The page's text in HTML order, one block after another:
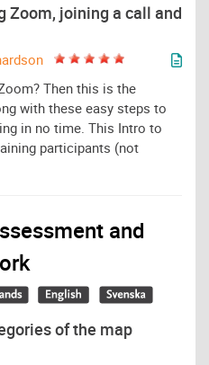
Zoom, joining a call and
Then this is the
with these easy steps to
in no time. This Intro to
participants (not
and
of the map